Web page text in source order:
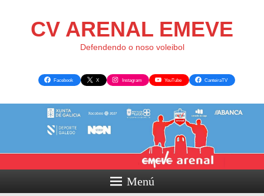
CV ARENAL EMEVE
Defendendo o noso voleibol
Facebook X Instagram YouTube CanteiraTV
Menú